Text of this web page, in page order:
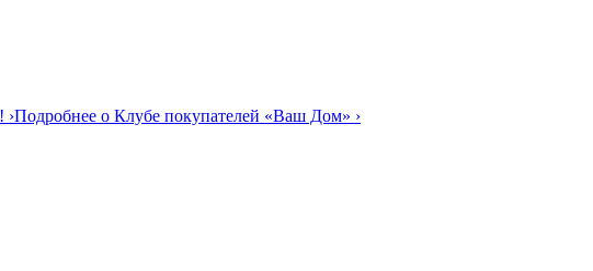
›Подробнее о Клубе покупателей «Ваш Дом» ›